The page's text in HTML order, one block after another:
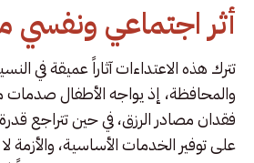
أثر اجتماعي ونفسي
تترك هذه الاعتداءات آثاراً عميقة في
والمحافظة، إذ يواجه الأطفال صدمات
فقدان مصادر الرزق، في حين تتراجع
على توفير الخدمات الأساسية،